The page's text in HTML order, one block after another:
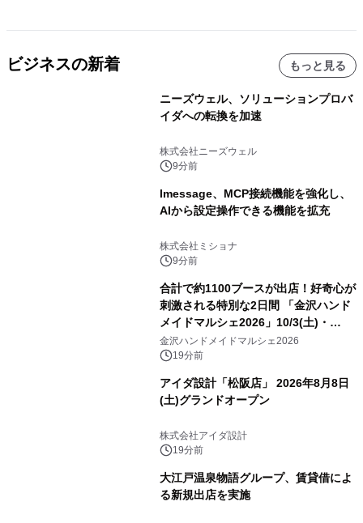
ビジネスの新着 もっと見る
ニーズウェル、ソリューションプロバ
イダへの転換を加速
株式会社ニーズウェル
9分前
lmessage、MCP接続機能を強化し、
AIから設定操作できる機能を拡充
株式会社ミショナ
9分前
合計で約1100ブースが出店！好奇心が
刺激される特別な2日間 「金沢ハンド
メイドマルシェ2026」10/3(土)・
10/4(日)開催
金沢ハンドメイドマルシェ2026
19分前
アイダ設計「松阪店」 2026年8月8日
(土)グランドオープン
株式会社アイダ設計
19分前
大江戸温泉物語グループ、賃貸借によ
る新規出店を実施